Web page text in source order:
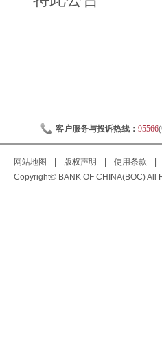
客户服务与投诉热线： 95566
网站地图 版权声明 使用条款
Copyright© BANK OF CHINA(BOC) All